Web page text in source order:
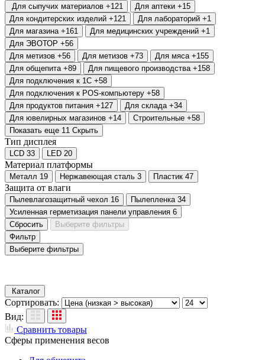
Для сыпучих материалов +121 Для аптеки +15
Для кондитерских изделий +121 Для лабораторий +1
Для магазина +161 Для медицинских учреждений +1
Для ЭВОТОР +56
Для метизов +56 Для метизов +73 Для мяса +155
Для общепита +89 Для пищевого производства +158
Для подключения к 1С +58
Для подключения к POS-компьютеру +58
Для продуктов питания +127 Для склада +34
Для ювелирных магазинов +14 Строительные +58
Показать еще 11 Скрыть
Тип дисплея
LCD 33 LED 20
Материал платформы
Металл 19 Нержавеющая сталь 3 Пластик 47
Защита от влаги
Пылевлагозащитный чехол 16 Пылепленка 34
Усиленная герметизация панели управления 6
Сбросить
Выберите фильтры
Фильтр
Выберите фильтры
Каталог
Сортировать:
Вид:
Сравнить товары
Сферы применения весов